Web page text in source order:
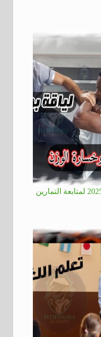
أفضل تطبيقات لياقة بدنية 2025 لمتابعة التمارين